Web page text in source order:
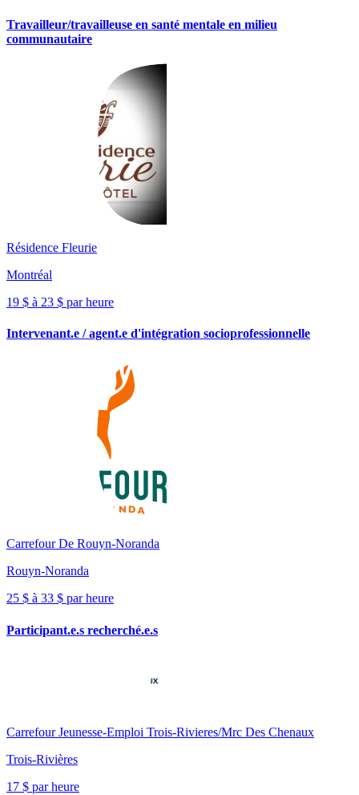
Travailleur/travailleuse en santé mentale en milieu
communautaire
Résidence Fleurie
Montréal
19 $ à 23 $ par heure
Intervenant.e / agent.e d'intégration socioprofessionnelle
Carrefour De Rouyn-Noranda
Rouyn-Noranda
25 $ à 33 $ par heure
Participant.e.s recherché.e.s
Carrefour Jeunesse-Emploi Trois-Rivieres/Mrc Des Chenaux
Trois-Rivières
17 $ par heure